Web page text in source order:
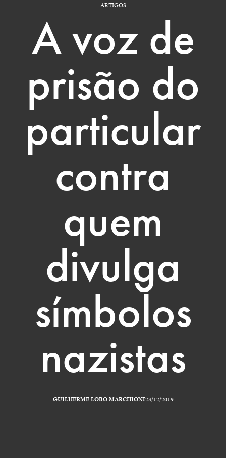
ARTIGOS
A voz de
prisão do
particular
contra
quem
divulga
símbolos
nazistas
GUILHERME LOBO MARCHIONI23/12/2019